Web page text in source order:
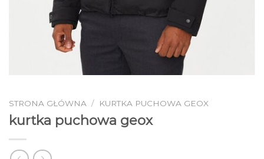
STRONA GŁÓWNA / KURTKA PUCHOWA GEOX
kurtka puchowa geox